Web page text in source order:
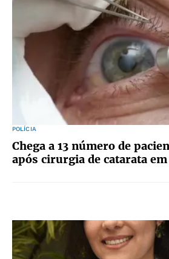
POLÍCIA
Chega a 13 número de
após cirurgia de catarata